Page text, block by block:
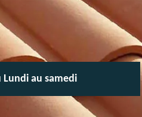
Lundi au samedi